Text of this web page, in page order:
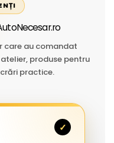
care au comandat
produse pentru
practice.
✓